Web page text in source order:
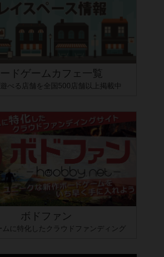
ドゲームカフェ一覧
べる店舗を全国500店舗以上掲載中
ボドファン
ムに特化したクラウドファンディング